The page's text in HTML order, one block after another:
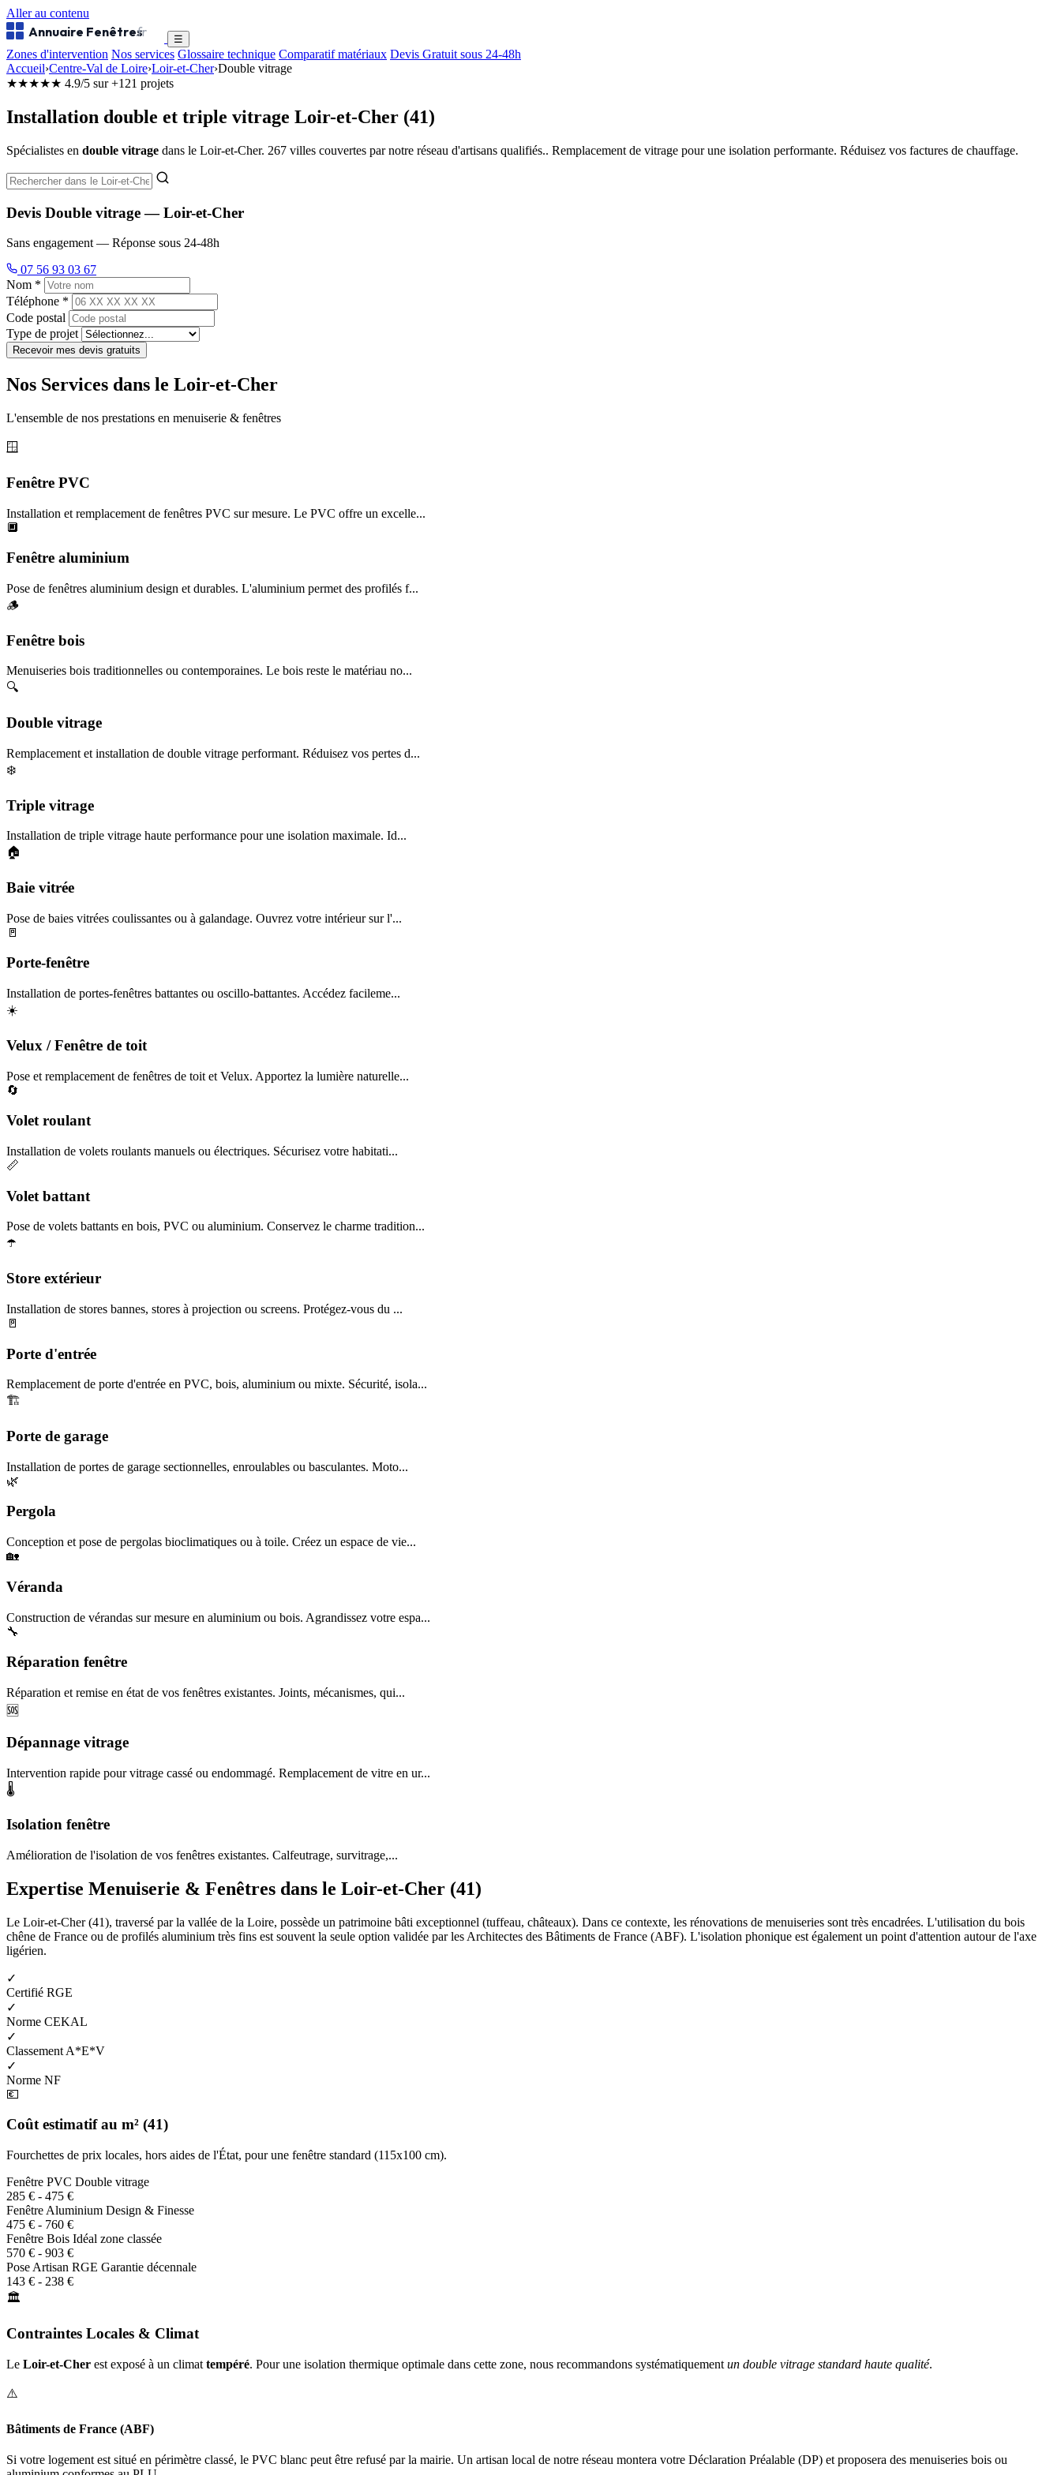
Aller au contenu
Annuaire Fenêtres
.fr ☰
Zones d'intervention Nos services Glossaire technique Comparatif matériaux Devis Gratuit sous 24-48h
Accueil›Centre-Val de Loire›Loir-et-Cher›Double vitrage
★★★★★ 4.9/5 sur +121 projets
Installation double et triple vitrage Loir-et-Cher (41)
Spécialistes en double vitrage dans le Loir-et-Cher. 267 villes couvertes par notre réseau d'artisans qualifiés.. Remplacement de vitrage pour une isolation performante. Réduisez vos factures de chauffage.
Devis Double vitrage — Loir-et-Cher
Sans engagement — Réponse sous 24-48h
07 56 93 03 67
Nom *
Téléphone *
Code postal
Type de projet
Recevoir mes devis gratuits
Nos Services dans le Loir-et-Cher
L'ensemble de nos prestations en menuiserie & fenêtres
🪟
Fenêtre PVC
Installation et remplacement de fenêtres PVC sur mesure. Le PVC offre un excelle...
🔲
Fenêtre aluminium
Pose de fenêtres aluminium design et durables. L'aluminium permet des profilés f...
🪵
Fenêtre bois
Menuiseries bois traditionnelles ou contemporaines. Le bois reste le matériau no...
🔍
Double vitrage
Remplacement et installation de double vitrage performant. Réduisez vos pertes d...
❄️
Triple vitrage
Installation de triple vitrage haute performance pour une isolation maximale. Id...
🏠
Baie vitrée
Pose de baies vitrées coulissantes ou à galandage. Ouvrez votre intérieur sur l'...
🚪
Porte-fenêtre
Installation de portes-fenêtres battantes ou oscillo-battantes. Accédez facileme...
☀️
Velux / Fenêtre de toit
Pose et remplacement de fenêtres de toit et Velux. Apportez la lumière naturelle...
🔄
Volet roulant
Installation de volets roulants manuels ou électriques. Sécurisez votre habitati...
📏
Volet battant
Pose de volets battants en bois, PVC ou aluminium. Conservez le charme tradition...
☂️
Store extérieur
Installation de stores bannes, stores à projection ou screens. Protégez-vous du ...
🚪
Porte d'entrée
Remplacement de porte d'entrée en PVC, bois, aluminium ou mixte. Sécurité, isola...
🏗️
Porte de garage
Installation de portes de garage sectionnelles, enroulables ou basculantes. Moto...
🌿
Pergola
Conception et pose de pergolas bioclimatiques ou à toile. Créez un espace de vie...
🏡
Véranda
Construction de vérandas sur mesure en aluminium ou bois. Agrandissez votre espa...
🔧
Réparation fenêtre
Réparation et remise en état de vos fenêtres existantes. Joints, mécanismes, qui...
🆘
Dépannage vitrage
Intervention rapide pour vitrage cassé ou endommagé. Remplacement de vitre en ur...
🌡️
Isolation fenêtre
Amélioration de l'isolation de vos fenêtres existantes. Calfeutrage, survitrage,...
Expertise Menuiserie & Fenêtres dans le Loir-et-Cher (41)
Le Loir-et-Cher (41), traversé par la vallée de la Loire, possède un patrimoine bâti exceptionnel (tuffeau, châteaux). Dans ce contexte, les rénovations de menuiseries sont très encadrées. L'utilisation du bois
chêne de France ou de profilés aluminium très fins est souvent la seule option validée par les Architectes des Bâtiments de France (ABF). L'isolation phonique est également un point d'attention autour de l'axe
ligérien.
✓
Certifié RGE
✓
Norme CEKAL
✓
Classement A*E*V
✓
Norme NF
💶
Coût estimatif au m² (41)
Fourchettes de prix locales, hors aides de l'État, pour une fenêtre standard (115x100 cm).
Fenêtre PVC Double vitrage
285 € - 475 €
Fenêtre Aluminium Design & Finesse
475 € - 760 €
Fenêtre Bois Idéal zone classée
570 € - 903 €
Pose Artisan RGE Garantie décennale
143 € - 238 €
🏛️
Contraintes Locales & Climat
Le Loir-et-Cher est exposé à un climat tempéré. Pour une isolation thermique optimale dans cette zone, nous recommandons systématiquement un double vitrage standard haute qualité.
⚠️
Bâtiments de France (ABF)
Si votre logement est situé en périmètre classé, le PVC blanc peut être refusé par la mairie. Un artisan local de notre réseau montera votre Déclaration Préalable (DP) et proposera des menuiseries bois ou